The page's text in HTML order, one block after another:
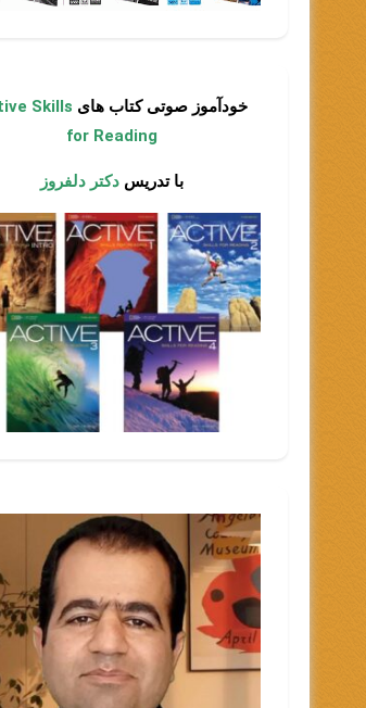
خودآموز صوتی کتاب های Skills
for Reading
با تدریس دکتر دلفروز